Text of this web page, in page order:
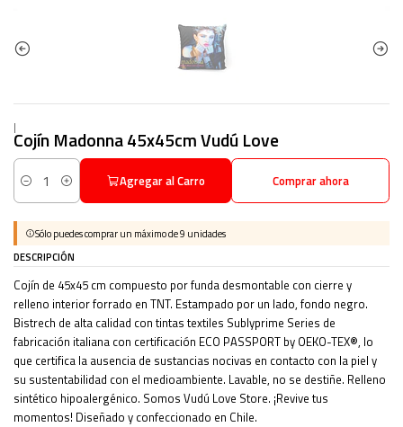
|
Cojín Madonna 45x45cm Vudú Love
Cantidad Agregar al Carro Comprar ahora
Sólo puedes comprar un máximo de 9 unidades
DESCRIPCIÓN
Cojín de 45x45 cm compuesto por funda desmontable con cierre y
relleno interior forrado en TNT. Estampado por un lado, fondo negro.
Bistrech de alta calidad con tintas textiles Sublyprime Series de
fabricación italiana con certificación ECO PASSPORT by OEKO-TEX®, lo
que certifica la ausencia de sustancias nocivas en contacto con la piel y
su sustentabilidad con el medioambiente. Lavable, no se destiñe. Relleno
sintético hipoalergénico. Somos Vudú Love Store. ¡Revive tus
momentos! Diseñado y confeccionado en Chile.